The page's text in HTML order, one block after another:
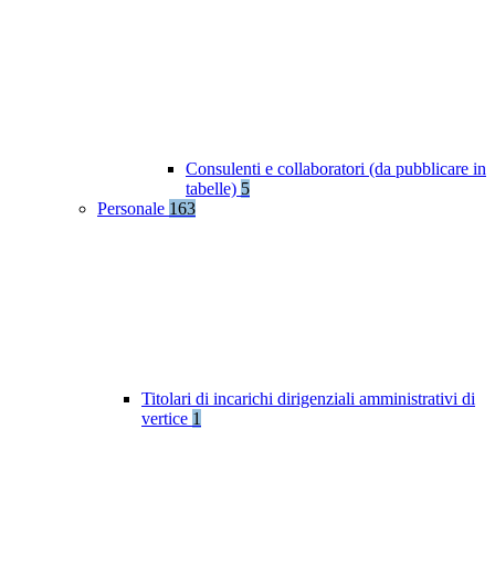
Consulenti e collaboratori (da pubblicare in
tabelle) 5
Personale 163
Titolari di incarichi dirigenziali amministrativi di
vertice 1